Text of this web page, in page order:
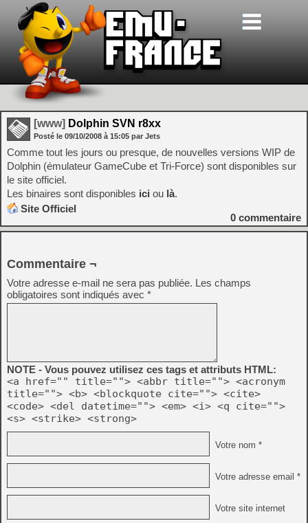
[www] Dolphin SVN r8xx
Posté le 09/10/2008 à 15:05 par Jets
Comme tout les jours ou presque, de nouvelles versions WIP de
Dolphin (émulateur GameCube et Tri-Force) sont disponibles sur
le site officiel.
Les binaires sont disponibles ici ou là.
Site Officiel
0 commentaire
Commentaire ¬
Votre adresse e-mail ne sera pas publiée. Les champs
obligatoires sont indiqués avec *
NOTE - Vous pouvez utilisez ces tags et attributs HTML:
<a href="" title=""> <abbr title=""> <acronym
title=""> <b> <blockquote cite=""> <cite>
<code> <del datetime=""> <em> <i> <q cite="">
<s> <strike> <strong>
Votre nom *
Votre adresse email *
Votre site internet